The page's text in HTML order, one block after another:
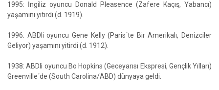
1995: İngiliz oyuncu Donald Pleasence (Zafere Kaçış, Yabancı)
yaşamını yitirdi (d. 1919).
1996: ABDli oyuncu Gene Kelly (Paris´te Bir Amerikalı, Denizciler
Geliyor) yaşamını yitirdi (d. 1912).
1938: ABDli oyuncu Bo Hopkins (Geceyarısı Ekspresi, Gençlik Yılları)
Greenville´de (South Carolina/ABD) dünyaya geldi.